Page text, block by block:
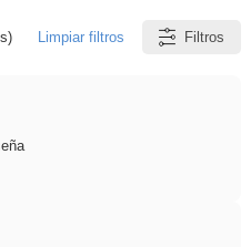
Limpiar filtros Filtros